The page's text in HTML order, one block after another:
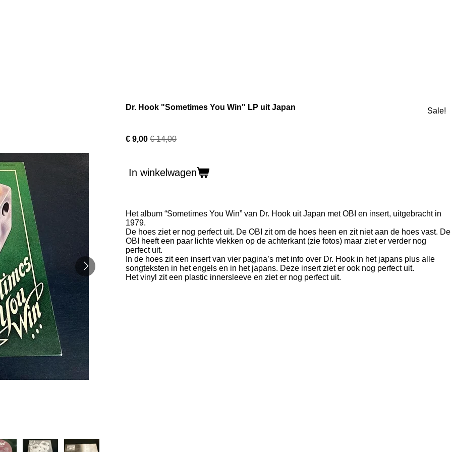
Dr. Hook "Sometimes You Win" LP uit Japan Sale!
€ 9,00 € 14,00
In winkelwagen
Het album “Sometimes You Win” van Dr. Hook uit Japan met OBI en insert, uitgebracht in
1979.
De hoes ziet er nog perfect uit. De OBI zit om de hoes heen en zit niet aan de hoes vast. De
OBI heeft een paar lichte vlekken op de achterkant (zie fotos) maar ziet er verder nog
perfect uit.
In de hoes zit een insert van vier pagina’s met info over Dr. Hook in het japans plus alle
songteksten in het engels en in het japans. Deze insert ziet er ook nog perfect uit.
Het vinyl zit een plastic innersleeve en ziet er nog perfect uit.